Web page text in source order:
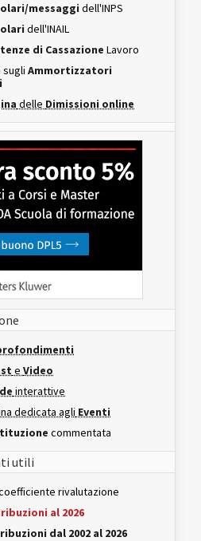
messaggi dell'INPS
dell'INAIL
di Cassazione Lavoro
sugli Ammortizzatori
delle Dimissioni online
e Video
interattive
dedicata agli Eventi
commentata
utili
rivalutazione
al 2026
dal 2002 al 2026